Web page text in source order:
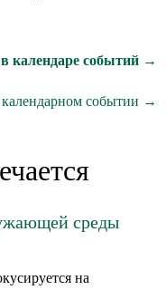
календаре событий →
событии →
среды
на